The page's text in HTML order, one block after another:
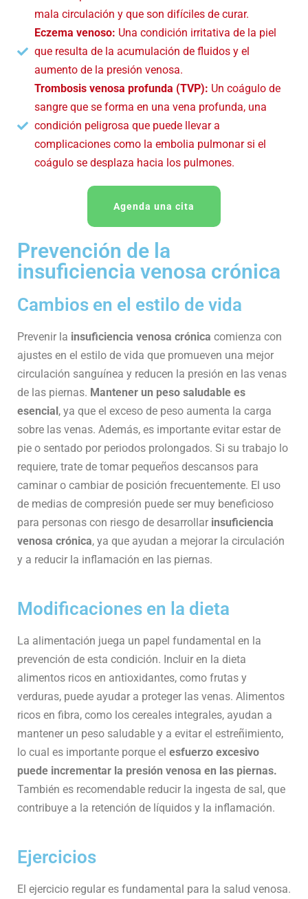
mala circulación y que son difíciles de curar.
Eczema venoso: Una condición irritativa de la piel
que resulta de la acumulación de fluidos y el
aumento de la presión venosa.
Trombosis venosa profunda (TVP): Un coágulo de
sangre que se forma en una vena profunda, una
condición peligrosa que puede llevar a
complicaciones como la embolia pulmonar si el
coágulo se desplaza hacia los pulmones.
Agenda una cita
Prevención de la
insuficiencia venosa crónica
Cambios en el estilo de vida
Prevenir la insuficiencia venosa crónica comienza con
ajustes en el estilo de vida que promueven una mejor
circulación sanguínea y reducen la presión en las venas
de las piernas. Mantener un peso saludable es
esencial, ya que el exceso de peso aumenta la carga
sobre las venas. Además, es importante evitar estar de
pie o sentado por periodos prolongados. Si su trabajo lo
requiere, trate de tomar pequeños descansos para
caminar o cambiar de posición frecuentemente. El uso
de medias de compresión puede ser muy beneficioso
para personas con riesgo de desarrollar insuficiencia
venosa crónica, ya que ayudan a mejorar la circulación
y a reducir la inflamación en las piernas.
Modificaciones en la dieta
La alimentación juega un papel fundamental en la
prevención de esta condición. Incluir en la dieta
alimentos ricos en antioxidantes, como frutas y
verduras, puede ayudar a proteger las venas. Alimentos
ricos en fibra, como los cereales integrales, ayudan a
mantener un peso saludable y a evitar el estreñimiento,
lo cual es importante porque el esfuerzo excesivo
puede incrementar la presión venosa en las piernas.
También es recomendable reducir la ingesta de sal, que
contribuye a la retención de líquidos y la inflamación.
Ejercicios
El ejercicio regular es fundamental para la salud venosa.